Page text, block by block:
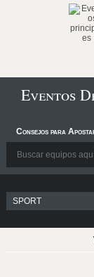
Eventos
Consejos para